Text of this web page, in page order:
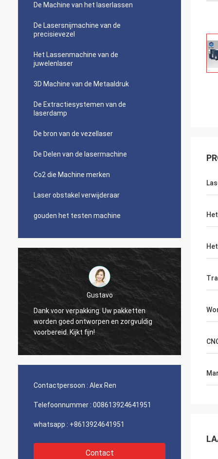
De Machine van het laserlassen
De Lasersnijmachine van de
precisievezel
Het Lassenmachine van de
juwelenlaser
3D Machine van de Metaaldruk
De Extractiesystemen van de
laserdamp
De bron van de vezellaser
De Delen van de lasermachine
Co2 die Machine merken
Laser obstakel verwijderaar
gouden het testen machine
Kampioen
Dank u, Zoe. Ik liet u enkel het weten ik
citeerde rond 5 mensen over laserbron. Er
waren goedkopere aanbiedingen maar ik
kies u uiteindelijk. Ik houd van uw bedrijf
vooral de dienst.
Contactpersoon : Alex Ren
Telefoonnummer : 008613924641951
whatsapp : +8613924641951
Contact